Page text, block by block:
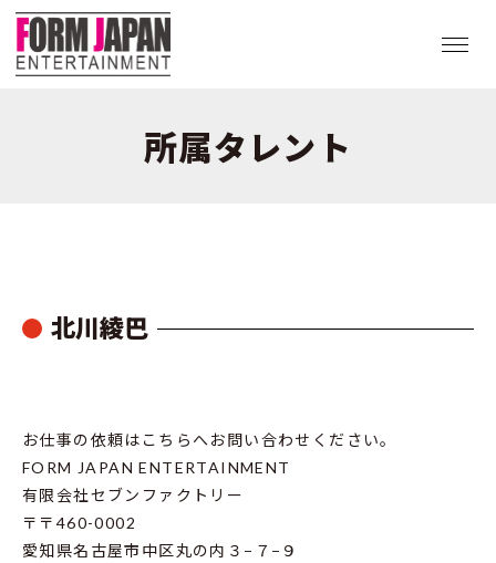
所属タレント
北川綾巴
お仕事の依頼はこちらへお問い合わせください。
FORM JAPAN ENTERTAINMENT
有限会社セブンファクトリー
〒〒460-0002
愛知県名古屋市中区丸の内３−７−９